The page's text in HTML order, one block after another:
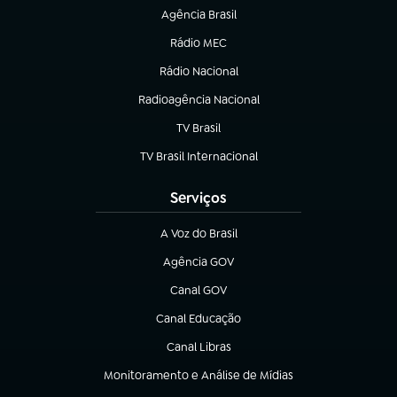
Agência Brasil
(abre em nova aba)
Rádio MEC
(abre em nova aba)
Rádio Nacional
Radioagência Nacional
(abre em nova aba)
TV Brasil
(abre em nova aba)
TV Brasil Internacional
(abre em nova aba)
Serviços
A Voz do Brasil
(abre em nova aba)
Agência GOV
(abre em nova aba)
Canal GOV
(abre em nova aba)
Canal Educação
(abre em nova aba)
Canal Libras
(abre em nova aba)
Monitoramento e Análise de Mídias
(abre em nova aba)